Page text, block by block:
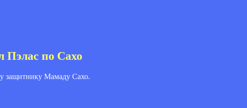
Пэлас по Сахо
защитнику Мамаду Сахо.